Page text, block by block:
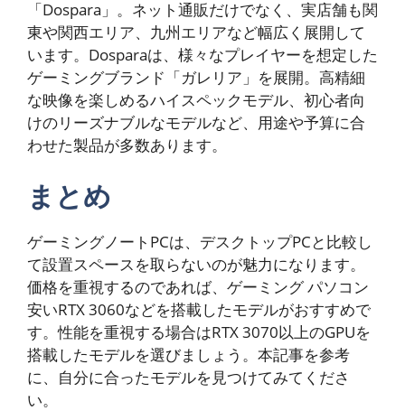
「Dospara」。ネット通販だけでなく、実店舗も関
東や関西エリア、九州エリアなど幅広く展開して
います。Dosparaは、様々なプレイヤーを想定した
ゲーミングブランド「ガレリア」を展開。高精細
な映像を楽しめるハイスペックモデル、初心者向
けのリーズナブルなモデルなど、用途や予算に合
わせた製品が多数あります。
まとめ
ゲーミングノートPCは、デスクトップPCと比較し
て設置スペースを取らないのが魅力になります。
価格を重視するのであれば、ゲーミング パソコン
安いRTX 3060などを搭載したモデルがおすすめで
す。性能を重視する場合はRTX 3070以上のGPUを
搭載したモデルを選びましょう。本記事を参考
に、自分に合ったモデルを見つけてみてくださ
い。